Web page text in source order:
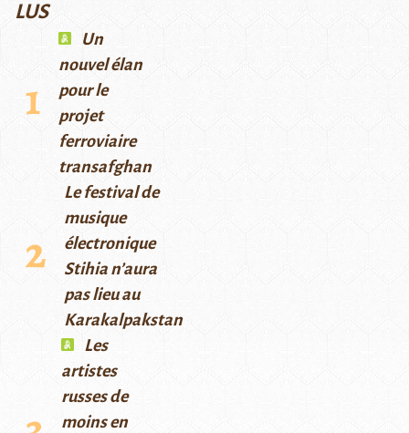
LUS
Un
nouvel élan
pour le
projet
ferroviaire
transafghan
Le festival de
musique
électronique
Stihia n’aura
pas lieu au
Karakalpakstan
Les
artistes
russes de
moins en